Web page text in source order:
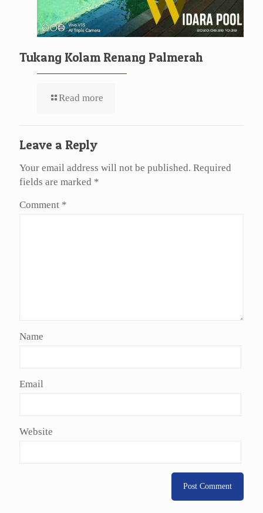
Tukang Kolam Renang Palmerah
Read more
Leave a Reply
Your email address will not be published. Required
fields are marked *
Comment *
Name
Email
Website